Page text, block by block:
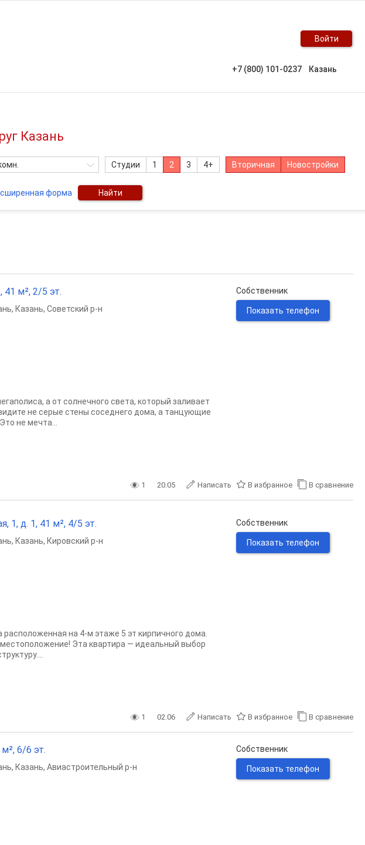
Войти
+7 (800) 101-0237 Казань
Казань
Студии 1 2 3 4+ Вторичная Новостройки
форма Найти
41 м², 2/5 эт.
, Казань, Советский р-н
а от солнечного света, который заливает
не серые стены соседнего дома, а танцующие
не мечта...
Собственник
Показать телефон
1 20.05 Написать В избранное В сравнение
1, д. 1, 41 м², 4/5 эт.
, Казань, Кировский р-н
на 4-м этаже 5 эт кирпичного домa.
Эта квартира — идеальный выбор
Собственник
Показать телефон
1 02.06 Написать В избранное В сравнение
6/6 эт.
, Казань, Авиастроительный р-н
Собственник
Показать телефон